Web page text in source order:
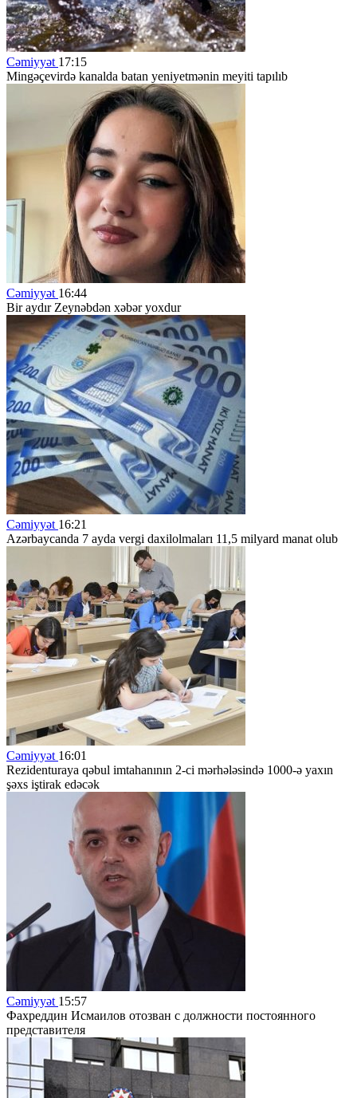
Cəmiyyət 17:15
Mingəçevirdə kanalda batan yeniyetmənin meyiti tapılıb
Cəmiyyət 16:44
Bir aydır Zeynəbdən xəbər yoxdur
Cəmiyyət 16:21
Azərbaycanda 7 ayda vergi daxilolmaları 11,5 milyard manat olub
Cəmiyyət 16:01
Rezidenturaya qəbul imtahanının 2-ci mərhələsində 1000-ə yaxın
şəxs iştirak edəcək
Cəmiyyət 15:57
Фахреддин Исмаилов отозван с должности постоянного
представителя